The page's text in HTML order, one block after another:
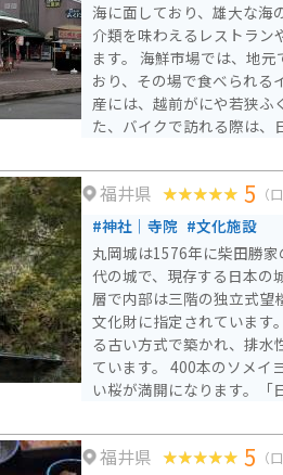
海に面しており、雄大な海
介類を味わえるレストラン
ます。 海鮮市場では、地元で獲れた新鮮な魚介類が販売されて
おり、その場で食べられる
産には、越前がにや若狭ふ
た、バイクで訪れる際は、
岸線は、変化に富んだ景色
スポットです。
福井県 5 （
#神社｜寺院 #文化施設
丸岡城は1576年に柴田勝
代の城で、現存する日本の
層で内部は三階の独立式望
文化財に指定されています
る古い方式で築かれ、排水
ています。 400本のソメイヨシノが植えられた園内で春には美し
い桜が満開になります。「
丸岡城は「日本100名城」
さを感じることができる観
福井県 5 （